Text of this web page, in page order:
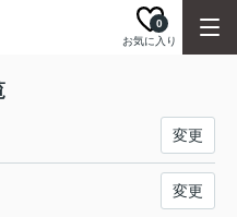
お気に入り
0
変更
変更